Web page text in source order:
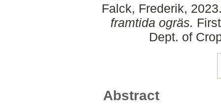
Falck, Frederik,
framtida ogräs.
Dept. of
Abstract